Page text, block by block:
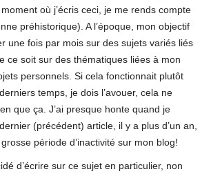
où j’écris ceci, je me rends compte
préhistorique). A l’époque, mon objectif
une fois par mois sur des sujets variés liés
ce soit sur des thématiques liées à mon
personnels. Si cela fonctionnait plutôt
temps, je dois l’avouer, cela ne
que ça. J’ai presque honte quand je
(précédent) article, il y a plus d’un an,
période d’inactivité sur mon blog!
d’écrire sur ce sujet en particulier, non